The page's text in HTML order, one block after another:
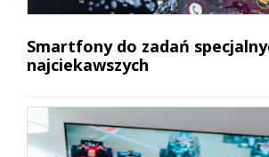
Smartfony do zadań
najciekawszych